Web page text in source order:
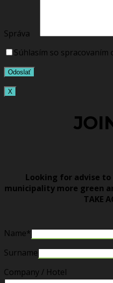
Správa
Súhlasím so spracovaním
X
Looking for advise
municipality more green
TAKE
Name*
Surname
Company / Hotel